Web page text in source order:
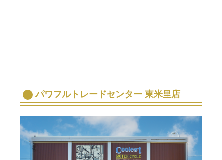
パワフルトレードセンター 東米里店